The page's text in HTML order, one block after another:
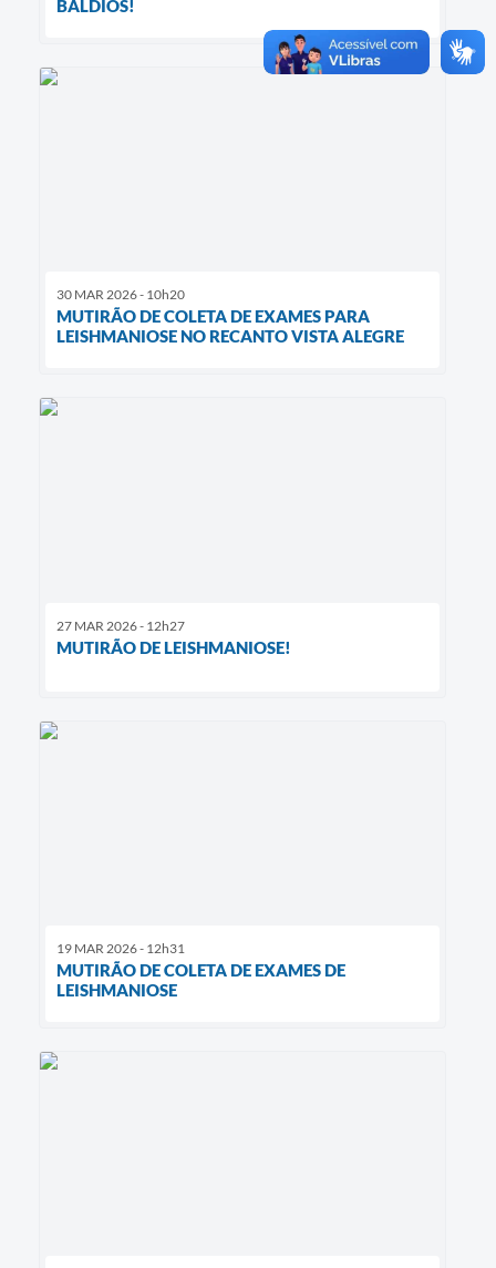
BALDIOS!
30 MAR 2026 - 10h20
MUTIRÃO DE COLETA DE EXAMES PARA
LEISHMANIOSE NO RECANTO VISTA ALEGRE
27 MAR 2026 - 12h27
MUTIRÃO DE LEISHMANIOSE!
19 MAR 2026 - 12h31
MUTIRÃO DE COLETA DE EXAMES DE
LEISHMANIOSE